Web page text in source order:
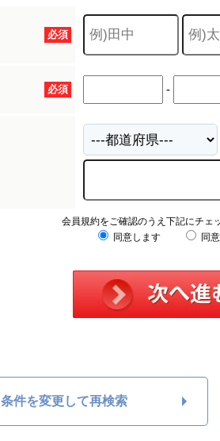
必須
必須 -
会員規約をご確認のうえ下記にチェ
同意します
同
条件を変更して再検索